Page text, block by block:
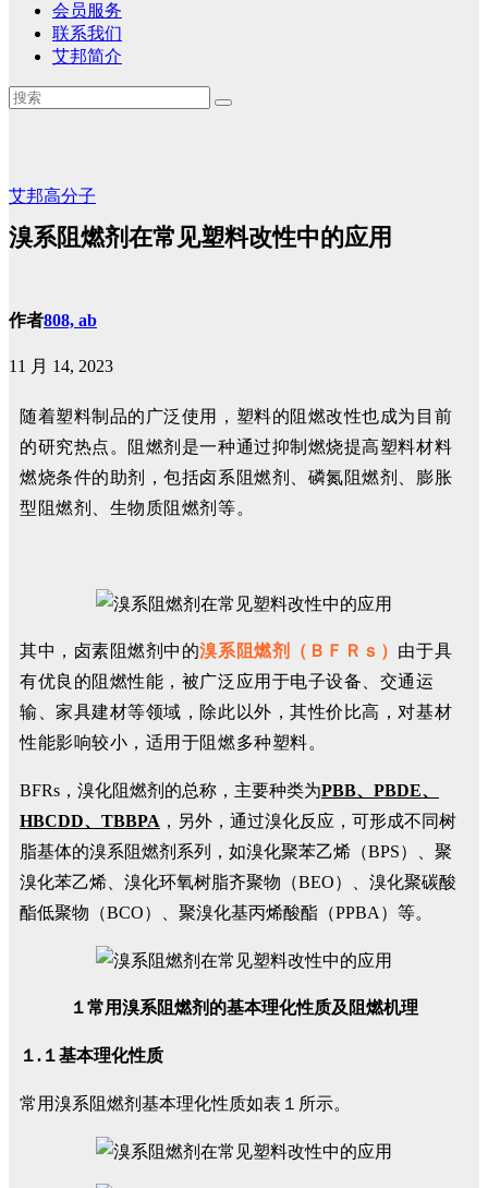
会员服务
联系我们
艾邦简介
艾邦高分子
溴系阻燃剂在常见塑料改性中的应用
作者808, ab
11 月 14, 2023
随着塑料制品的广泛使用，塑料的阻燃改性也成为目前
的研究热点。阻燃剂是一种通过抑制燃烧提高塑料材料
燃烧条件的 助剂，包括卤系阻燃剂、磷氮阻燃剂、膨胀
型阻燃剂、生物质阻燃剂等。
其中，卤素阻燃剂中的溴系阻燃剂（ＢＦＲｓ） 由于具
有优良的阻燃性能，被广泛应用于电子设备、交通运
输、家具建材等领域，除此以外，其性价比高，对基材
性能影响较小，适用于阻燃多种塑料。
BFRs，溴化阻燃剂的总称，主要种类为PBB、PBDE、
HBCDD、TBBPA ，另外，通过溴化反应，可形成不同树
脂基体的溴系阻燃剂系列，如溴化聚苯乙烯（BPS）、聚
溴化苯乙烯、溴化环氧树脂齐聚物（BEO）、溴化聚碳酸
酯低聚物（BCO）、聚溴化基丙烯酸酯（PPBA）等。
１常用溴系阻燃剂的基本理化性质及阻燃机理
１.１基本理化性质
常用溴系阻燃剂基本理化性质如表１所示。